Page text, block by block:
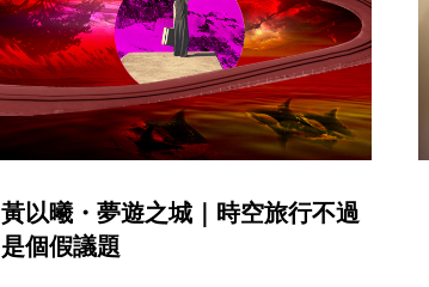
黃以曦・夢遊之城｜時空旅行不過
是個假議題